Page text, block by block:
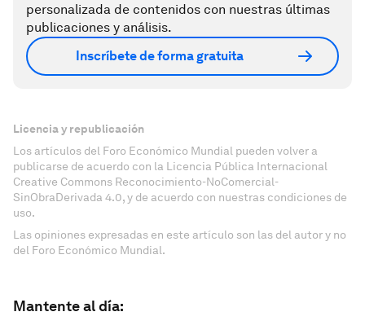
personalizada de contenidos con nuestras últimas
publicaciones y análisis.
Inscríbete de forma gratuita
Licencia y republicación
Los artículos del Foro Económico Mundial pueden volver a
publicarse de acuerdo con la Licencia Pública Internacional
Creative Commons Reconocimiento-NoComercial-
SinObraDerivada 4.0, y de acuerdo con nuestras condiciones de
uso.
Las opiniones expresadas en este artículo son las del autor y no
del Foro Económico Mundial.
Mantente al día: